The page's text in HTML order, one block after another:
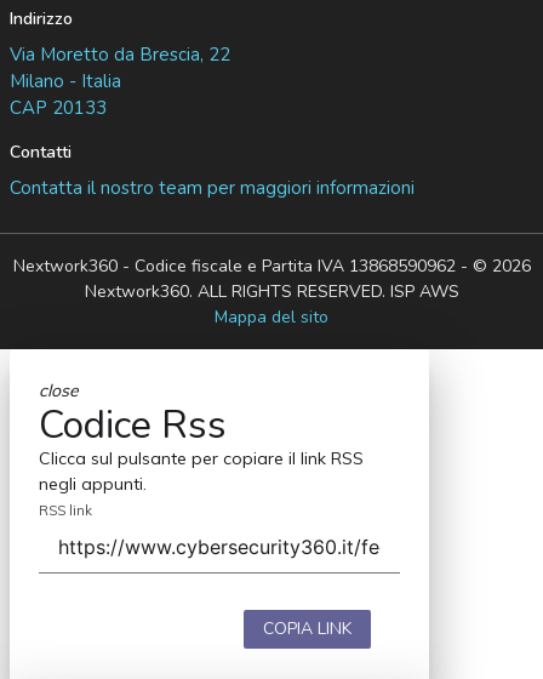
Indirizzo
Via Moretto da Brescia, 22
Milano - Italia
CAP 20133
Contatti
Contatta il nostro team per maggiori informazioni
Nextwork360 - Codice fiscale e Partita IVA 13868590962 - © 2026
Nextwork360. ALL RIGHTS RESERVED. ISP AWS
Mappa del sito
close
Codice Rss
Clicca sul pulsante per copiare il link RSS
negli appunti.
RSS link
COPIA LINK